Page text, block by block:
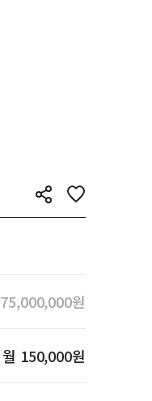
75,000,000원
월 150,000원